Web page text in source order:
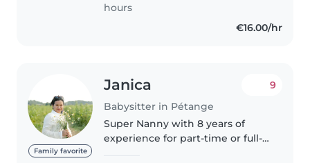
hours
€16.00/hr
Family favorite
Janica
Babysitter in Pétange
9
Super Nanny with 8 years of
experience for part-time or full-